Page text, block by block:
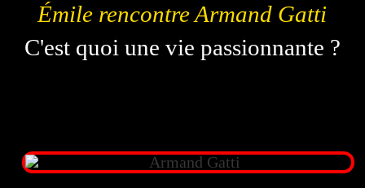
Émile rencontre Armand Gatti
C'est quoi une vie passionnante ?